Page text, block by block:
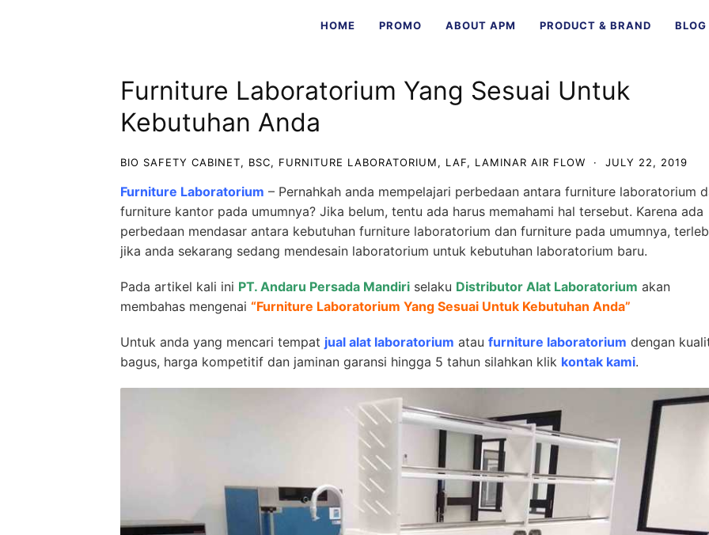
HOME PROMO ABOUT APM PRODUCT & BRAND BLOG
Furniture Laboratorium Yang Sesuai Untuk
Kebutuhan Anda
BIO SAFETY CABINET, BSC, FURNITURE LABORATORIUM, LAF, LAMINAR AIR FLOW · JULY 22, 2019
Furniture Laboratorium – Pernahkah anda mempelajari perbedaan antara furniture laboratorium
furniture kantor pada umumnya? Jika belum, tentu ada harus memahami hal tersebut. Karena ada
perbedaan mendasar antara kebutuhan furniture laboratorium dan furniture pada umumnya,
jika anda sekarang sedang mendesain laboratorium untuk kebutuhan laboratorium baru.
Pada artikel kali ini PT. Andaru Persada Mandiri selaku Distributor Alat Laboratorium akan
membahas mengenai “Furniture Laboratorium Yang Sesuai Untuk Kebutuhan Anda”
Untuk anda yang mencari tempat jual alat laboratorium atau furniture laboratorium dengan
bagus, harga kompetitif dan jaminan garansi hingga 5 tahun silahkan klik kontak kami.